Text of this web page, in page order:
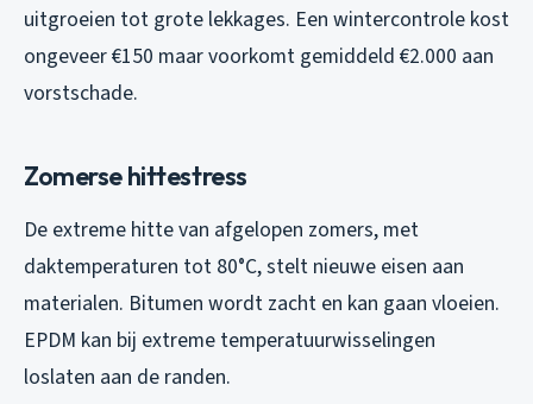
uitgroeien tot grote lekkages. Een wintercontrole kost
ongeveer €150 maar voorkomt gemiddeld €2.000 aan
vorstschade.
Zomerse hittestress
De extreme hitte van afgelopen zomers, met
daktemperaturen tot 80°C, stelt nieuwe eisen aan
materialen. Bitumen wordt zacht en kan gaan vloeien.
EPDM kan bij extreme temperatuurwisselingen
loslaten aan de randen.